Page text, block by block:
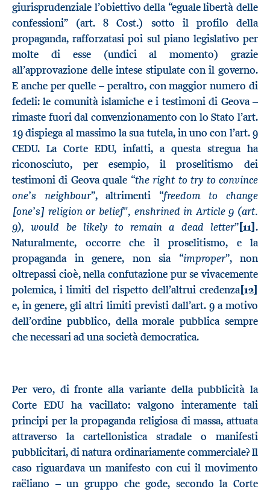
giurisprudenziale l’obiettivo della “eguale libertà delle
confessioni” (art. 8 Cost.) sotto il profilo della
propaganda, rafforzatasi poi sul piano legislativo per
molte di esse (undici al momento) grazie
all’approvazione delle intese stipulate con il governo.
E anche per quelle – peraltro, con maggior numero di
fedeli: le comunità islamiche e i testimoni di Geova –
rimaste fuori dal convenzionamento con lo Stato l’art.
19 dispiega al massimo la sua tutela, in uno con l’art. 9
CEDU. La Corte EDU, infatti, a questa stregua ha
riconosciuto, per esempio, il proselitismo dei
testimoni di Geova quale “the right to try to convince
one’s neighbour”, altrimenti “freedom to change
[one’s] religion or belief", enshrined in Article 9 (art.
9), would be likely to remain a dead letter”[11].
Naturalmente, occorre che il proselitismo, e la
propaganda in genere, non sia “improper”, non
oltrepassi cioè, nella confutazione pur se vivacemente
polemica, i limiti del rispetto dell’altrui credenza[12]
e, in genere, gli altri limiti previsti dall’art. 9 a motivo
dell’ordine pubblico, della morale pubblica sempre
che necessari ad una società democratica.
Per vero, di fronte alla variante della pubblicità la
Corte EDU ha vacillato: valgono interamente tali
principi per la propaganda religiosa di massa, attuata
attraverso la cartellonistica stradale o manifesti
pubblicitari, di natura ordinariamente commerciale? Il
caso riguardava un manifesto con cui il movimento
raëliano – un gruppo che gode, secondo la Corte